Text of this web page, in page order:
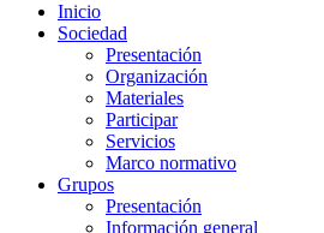
Inicio
Sociedad
Presentación
Organización
Materiales
Participar
Servicios
Marco normativo
Grupos
Presentación
Información general